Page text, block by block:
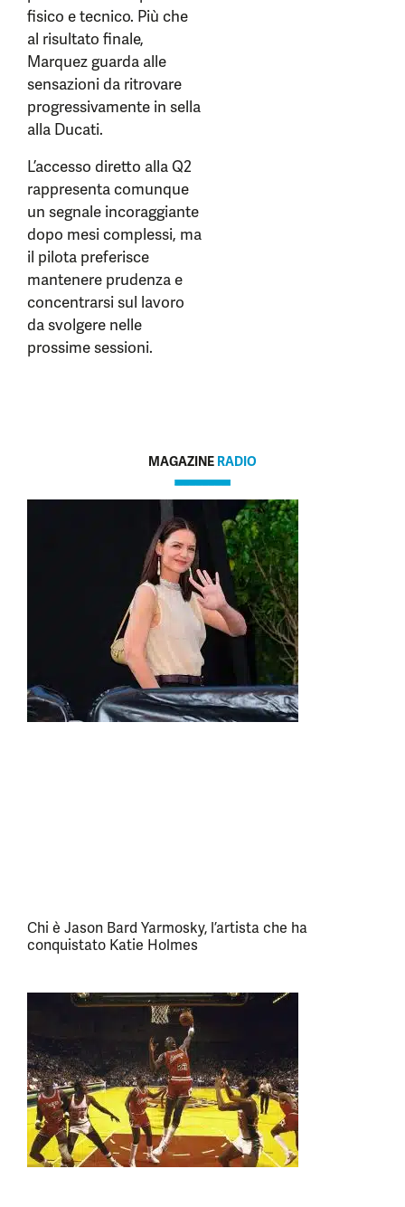
fisico e tecnico. Più che
al risultato finale,
Marquez guarda alle
sensazioni da ritrovare
progressivamente in sella
alla Ducati.
L’accesso diretto alla Q2
rappresenta comunque
un segnale incoraggiante
dopo mesi complessi, ma
il pilota preferisce
mantenere prudenza e
concentrarsi sul lavoro
da svolgere nelle
prossime sessioni.
MAGAZINE RADIO
Chi è Jason Bard Yarmosky, l’artista che ha
conquistato Katie Holmes